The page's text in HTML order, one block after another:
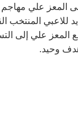
علي مهاجم
للاعبي
وحيد.